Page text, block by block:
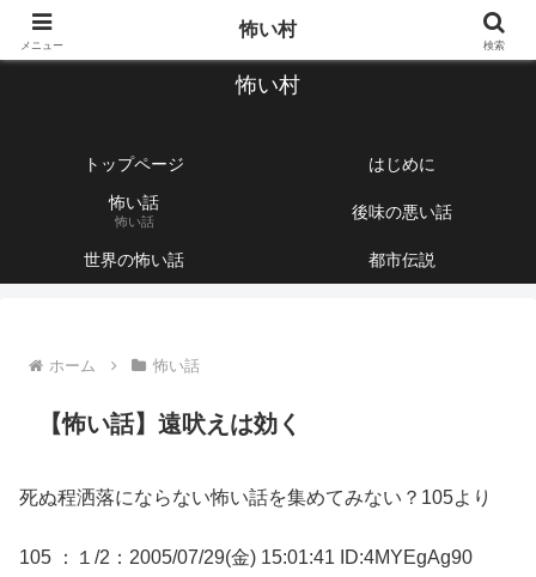
【1760話以上】怖い話と不思議な話を集めて紹介するサイト
怖い村
トップページ
はじめに
怖い話
怖い話 後味の悪い話
世界の怖い話 都市伝説
ホーム 怖い話
【怖い話】遠吠えは効く
死ぬ程洒落にならない怖い話を集めてみない？105より
105 ：１/2：2005/07/29(金) 15:01:41 ID:4MYEgAg90
メニュー
怖い村
検索